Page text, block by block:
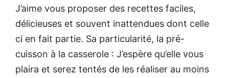
J’aime vous proposer des recettes faciles,
délicieuses et souvent inattendues dont celle
ci en fait partie. Sa particularité, la pré-
cuisson à la casserole : J’espère qu’elle vous
plaira et serez tentés de les réaliser au moins